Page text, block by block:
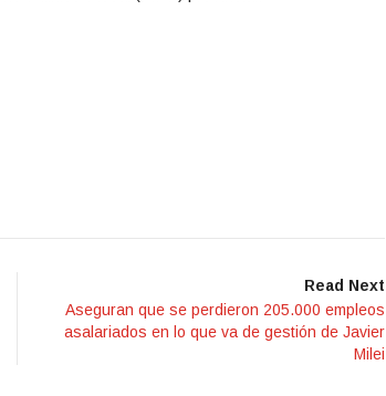
Read Next
Aseguran que se perdieron 205.000 empleos
asalariados en lo que va de gestión de Javier
Milei